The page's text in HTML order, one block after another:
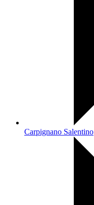
Carpignano Salentino